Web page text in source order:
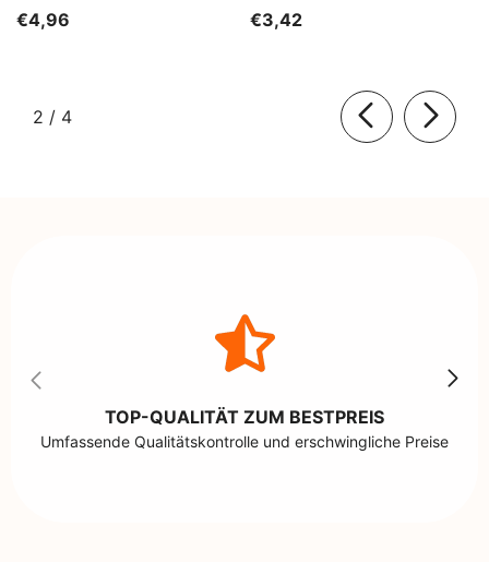
€4,96
€3,42
2 / von
4
TOP-QUALITÄT ZUM BESTPREIS
Umfassende Qualitätskontrolle und erschwingliche Preise